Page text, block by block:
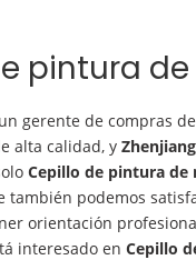
pintura
gerente de compras de
alta calidad, y
Cepillo de pintura de
también podemos
orientación
interesado en Cepillo